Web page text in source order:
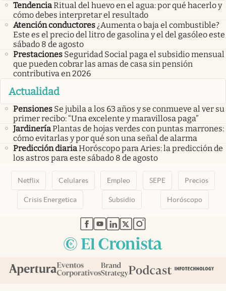
TendenciaRitual del huevo en el agua: por qué hacerlo y
cómo debes interpretar el resultado
Atención conductores¿Aumenta o baja el combustible?
Este es el precio del litro de gasolina y el del gasóleo este
sábado 8 de agosto
Prestaciones Seguridad Social paga el subsidio mensual
que pueden cobrar las amas de casa sin pensión
contributiva en 2026
Actualidad
Pensiones Se jubila a los 63 años y se conmueve al ver su
primer recibo: “Una excelente y maravillosa paga”
JardineríaPlantas de hojas verdes con puntas marrones:
cómo evitarlas y por qué son una señal de alarma
Predicción diariaHoróscopo para Aries: la predicción de
los astros para este sábado 8 de agosto
Netflix Celulares Empleo SEPE Precios
Crisis Energetica Subsidio Horóscopo
abre en nueva pestaña
abre en nueva pestaña
abre en nueva pestaña
abre en nueva pestaña
abre en nueva pestaña